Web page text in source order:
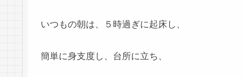
いつもの朝は、５時過ぎに起床し、
簡単に身支度し、台所に立ち、